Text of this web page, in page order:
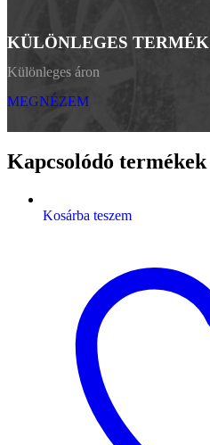
KÜLÖNLEGES TERMÉK
Különleges áron
MEGNÉZEM
Kapcsolódó termékek
Kosárba teszem